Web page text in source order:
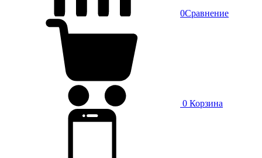
0Сравнение
0 Корзина